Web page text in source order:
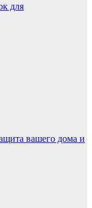
для
вашего дома и